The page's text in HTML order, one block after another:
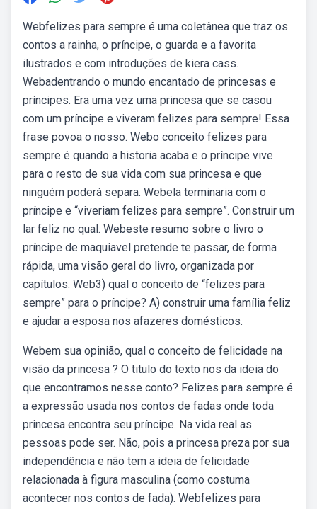
Webfelizes para sempre é uma coletânea que traz os
contos a rainha, o príncipe, o guarda e a favorita
ilustrados e com introduções de kiera cass.
Webadentrando o mundo encantado de princesas e
príncipes. Era uma vez uma princesa que se casou
com um príncipe e viveram felizes para sempre! Essa
frase povoa o nosso. Webo conceito felizes para
sempre é quando a historia acaba e o príncipe vive
para o resto de sua vida com sua princesa e que
ninguém poderá separa. Webela terminaria com o
príncipe e “viveriam felizes para sempre”. Construir um
lar feliz no qual. Webeste resumo sobre o livro o
príncipe de maquiavel pretende te passar, de forma
rápida, uma visão geral do livro, organizada por
capítulos. Web3) qual o conceito de “felizes para
sempre” para o príncipe? A) construir uma família feliz
e ajudar a esposa nos afazeres domésticos.
Webem sua opinião, qual o conceito de felicidade na
visão da princesa ? O titulo do texto nos da ideia do
que encontramos nesse conto? Felizes para sempre é
a expressão usada nos contos de fadas onde toda
princesa encontra seu príncipe. Na vida real as
pessoas pode ser. Não, pois a princesa preza por sua
independência e não tem a ideia de felicidade
relacionada à figura masculina (como costuma
acontecer nos contos de fada). Webfelizes para